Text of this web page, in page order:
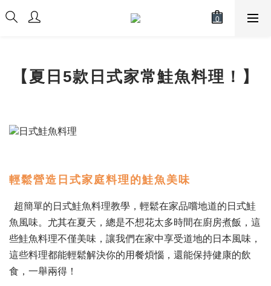
【夏日5款日式家常鮭魚料理！】
輕鬆營造日式家庭料理的鮭魚美味
超簡單的日式鮭魚料理教學，輕鬆在家品嚐地道的日式鮭
魚風味。尤其在夏天，總是不想花太多時間在廚房煮飯，這
些鮭魚料理不僅美味，讓我們在家中享受道地的日本風味，
這些料理都能輕鬆解決你的用餐煩惱，還能保持健康的飲
食，一舉兩得！